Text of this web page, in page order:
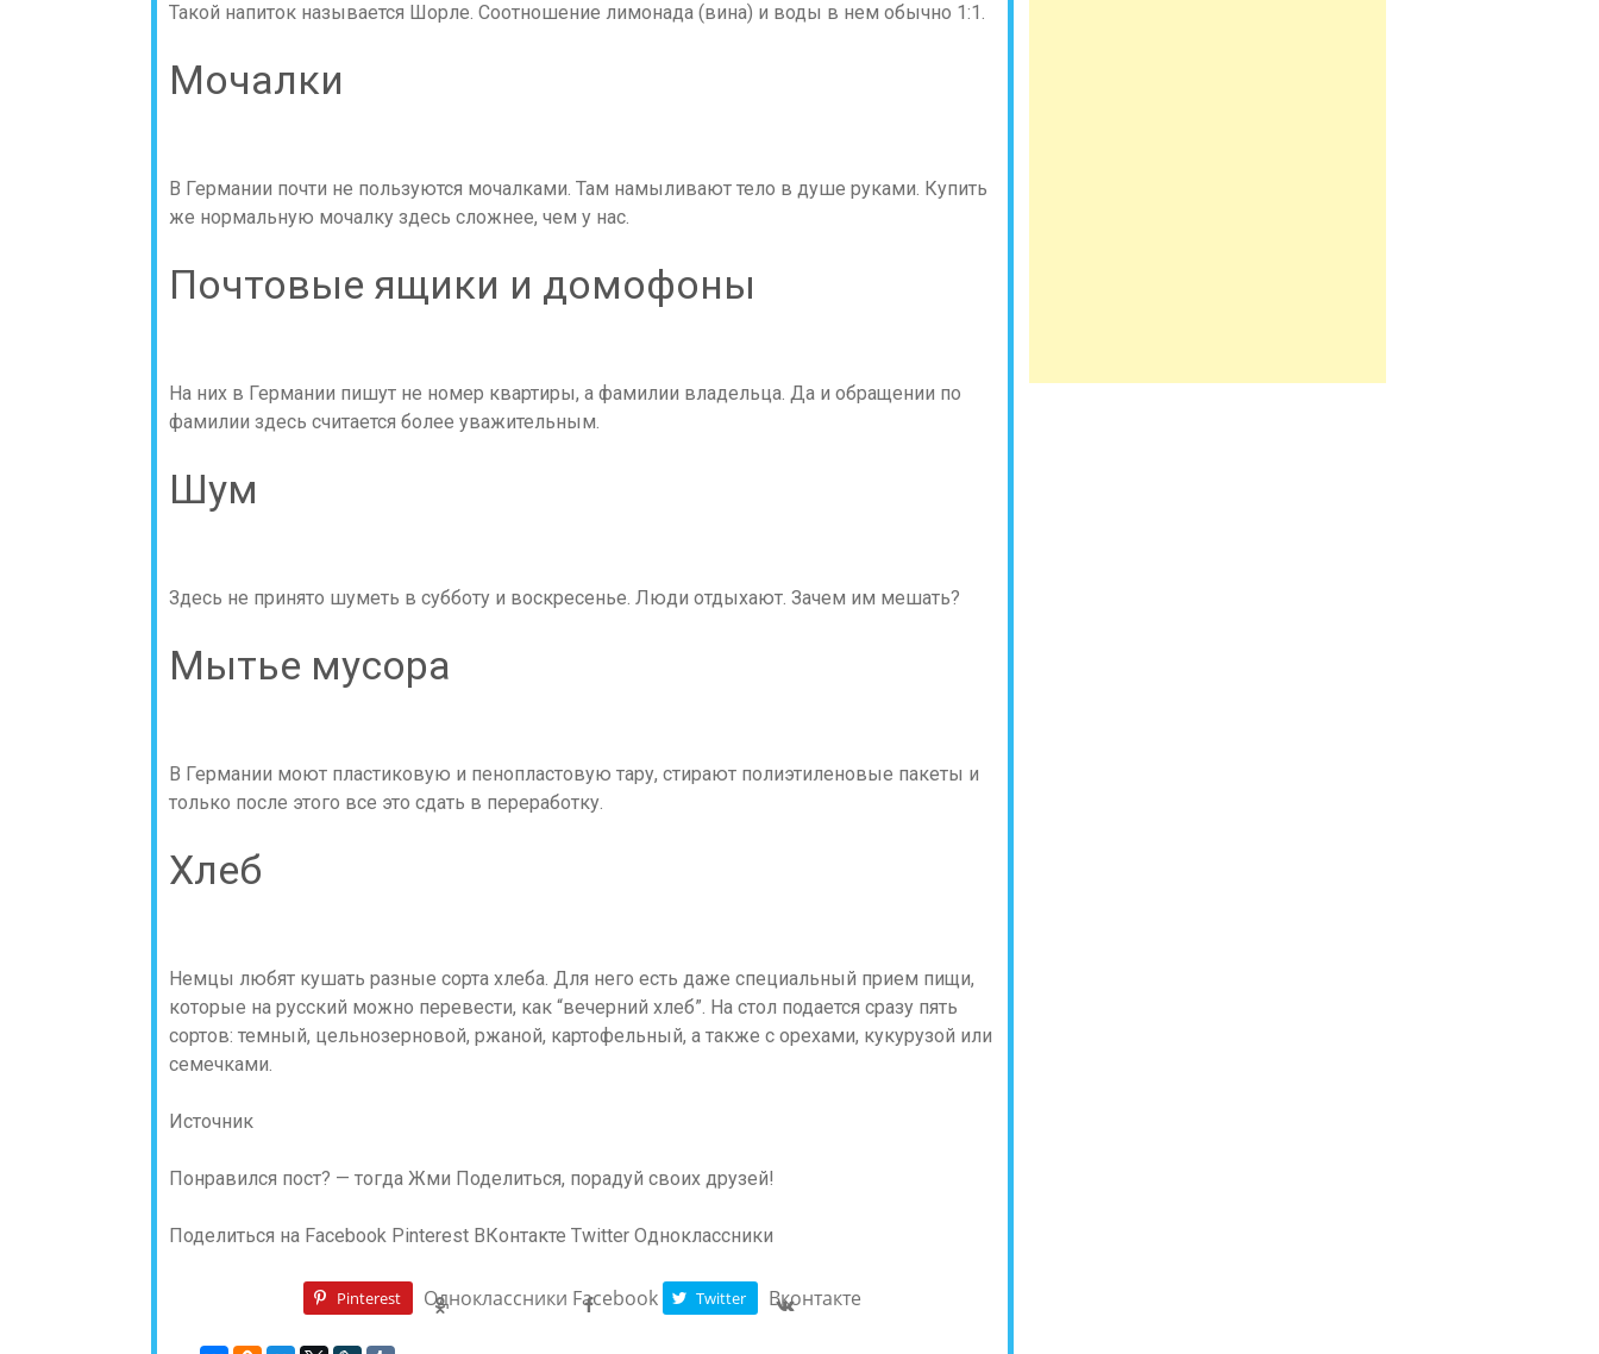
Такой напиток называется Шорле. Соотношение лимонада (вина) и воды в нем обычно 1:1.
Мочалки
В Германии почти не пользуются мочалками. Там намыливают тело в душе руками. Купить
же нормальную мочалку здесь сложнее, чем у нас.
Почтовые ящики и домофоны
На них в Германии пишут не номер квартиры, а фамилии владельца. Да и обращении по
фамилии здесь считается более уважительным.
Шум
Здесь не принято шуметь в субботу и воскресенье. Люди отдыхают. Зачем им мешать?
Мытье мусора
В Германии моют пластиковую и пенопластовую тару, стирают полиэтиленовые пакеты и
только после этого все это сдать в переработку.
Хлеб
Немцы любят кушать разные сорта хлеба. Для него есть даже специальный прием пищи,
которые на русский можно перевести, как “вечерний хлеб”. На стол подается сразу пять
сортов: темный, цельнозерновой, ржаной, картофельный, а также с орехами, кукурузой или
семечками.
Источник
Понравился пост? — тогда Жми Поделиться, порадуй своих друзей!
Поделиться на Facebook Pinterest ВКонтакте Twitter Одноклассники
Pinterest Одноклассники Facebook Twitter Вконтакте